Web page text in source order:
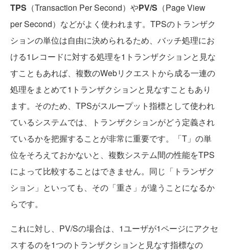
TPS （Transaction Per Second）やPV/S （Page View
per Second）などがよく使われます。TPSのトランザク
ションの単位は自由に決められるため、バッチ処理にお
ける1レコードに対する処理を1トランザクションと見な
すこともあれば、複数のWebリクエストから成る一連の
処理をまとめて1トランザクションと見なすこともあり
ます。そのため、TPSがスループット指標として使われ
ているシステムでは、トランザクションがどう定義され
ているかを把握することが非常に重要です。「T」の単
位をそろえておかないと、複数システム間の性能をTPS
によって比較することはできません。同じ「トランザク
ション」といっても、その「重さ」が違うことになるか
らです。
これに対し、PV/Sの場合は、1ユーザが1ページにアクセ
スするのを1つのトランザクションと見なす指標なの